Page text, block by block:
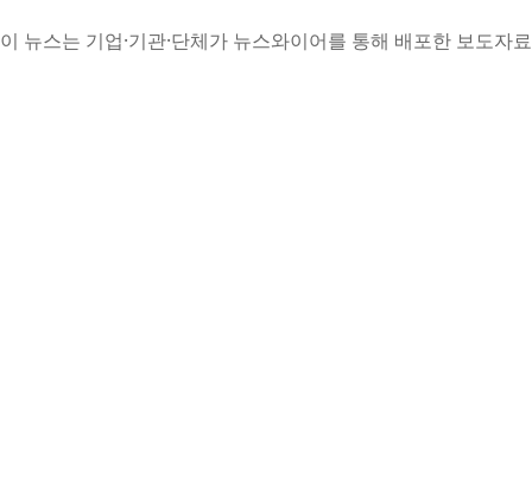
이 뉴스는 기업·기관·단체가 뉴스와이어를 통해 배포한 보도자